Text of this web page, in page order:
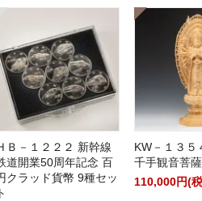
Ｂ－１２２２ 新幹線
道開業50周年記念 百
クラッド貨幣 9種セッ
ト
KW－１３
千手観音菩
110,000円(